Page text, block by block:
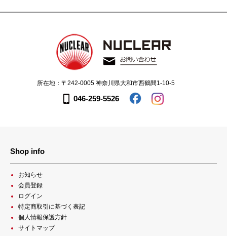
所在地：〒242-0005 神奈川県大和市西鶴間1-10-5
046-259-5526
Shop info
お知らせ
会員登録
ログイン
特定商取引に基づく表記
個人情報保護方針
サイトマップ